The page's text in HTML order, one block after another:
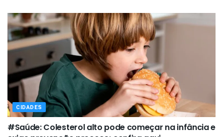
CIDADES
#Saúde: Colesterol alto pode começar na infância e